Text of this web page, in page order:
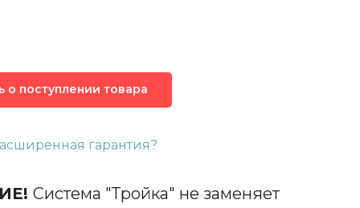
о поступлении товара
гарантия?
Система "Тройка" не заменяет